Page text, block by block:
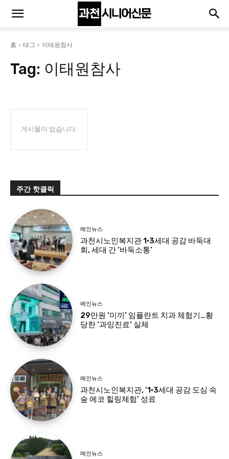
홈 태그 이태원참사
Tag: 이태원참사
게시물이 없습니다.
주간 핫클릭
메인뉴스
과천시노인복지관 1·3세대 공감 바둑대
회, 세대 간 ‘바둑소통’
메인뉴스
29만원 ‘미끼’ 임플란트 치과 체험기…황
당한 ‘과잉진료’ 실체
메인뉴스
과천시노인복지관, ‘1·3세대 공감 도심 속
숲 에코 힐링체험’ 성료
메인뉴스